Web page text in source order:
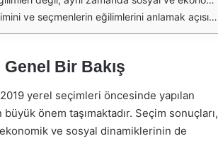
faktörler arasında yer aldı. Anket sonuçları, Mersin'deki siyasi atmosferin ne denli değişken olduğunu da gösterdi. Özellikle yerel yönetimlerin başarısı, halkın aşina olduğu isimlerin ön plana çıkması gibi unsurlar, seçim sonuçları üzerinde belirleyici oldu. Mersin'de yapılan anketler, bu unsurların nasıl bir etki yarattığını gözler önüne serdi. Ayrıca, anket sonuçları, genç seçmenlerin oy verme alışkanlıklarının da değiştiğini ortaya koydu. Gençler, sosyal medyanın etkisiyle daha bilinçli bir şekilde oy kullanmaya yöneldiler ve bu durum, anketlerde genç seçmenlerin hangi adaylara yöneldiği konusunda çarpıcı sonuçlar doğurdu. Mersin'deki seçmenlerin, çevresel sorunlar ve sosyal adalet konularına verdikleri önem de anket sonuçlarında kendini gösterdi. Bu konular, özellikle genç seçmenler arasında daha fazla ilgi gördü ve adayların bu konulardaki duruşları, oy tercihlerini etkileyen unsurlar arasında yer aldı. Mersin Seçim Anketi 2019 sonuçları, yerel seçimlerin dinamiklerini ve adayların halkla olan ilişkilerini anlamak için önemli bir kaynak oluşturdu. Anketler, siyasi partilerin ve adayların stratejilerini belirlemelerine yardımcı olurken, seçmenlerin tercihlerini etkileyen faktörler hakkında da önemli bilgiler sundu. Aday Parti Destek Oranı (%) Vahap Seçer CHP 45 Aylin Güneş AKP 30 Mehmet Yıldırım İYİ Parti 15 Fatma Demir HDP 10 Seçmen Grubu Destek Oranı (%) Genç Seçmen (18-24) 50 Orta Yaş (25-44) 40 Yaşlı Seçmen (45+) 30
Bir Bakış
yerel seçimleri öncesinde yapılan
önem taşımaktadır. Seçim sonuçları,
ve sosyal dinamiklerinin de